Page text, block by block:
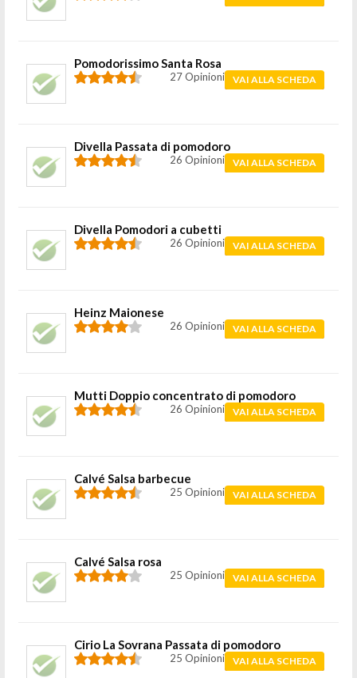
Pomodorissimo Santa Rosa
27 Opinioni VAI ALLA SCHEDA
Divella Passata di pomodoro
26 Opinioni VAI ALLA SCHEDA
Divella Pomodori a cubetti
26 Opinioni VAI ALLA SCHEDA
Heinz Maionese
26 Opinioni VAI ALLA SCHEDA
Mutti Doppio concentrato di pomodoro
26 Opinioni VAI ALLA SCHEDA
Calvé Salsa barbecue
25 Opinioni VAI ALLA SCHEDA
Calvé Salsa rosa
25 Opinioni VAI ALLA SCHEDA
Cirio La Sovrana Passata di pomodoro
25 Opinioni VAI ALLA SCHEDA